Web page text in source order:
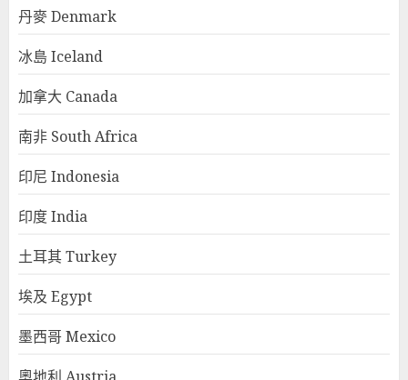
丹麥 Denmark
冰島 Iceland
加拿大 Canada
南非 South Africa
印尼 Indonesia
印度 India
土耳其 Turkey
埃及 Egypt
墨西哥 Mexico